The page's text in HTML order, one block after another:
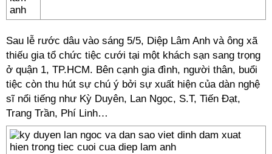
Sau lễ rước dâu vào sáng 5/5, Diệp Lâm Anh và ông xã
thiếu gia tổ chức tiệc cưới tại một khách sạn sang trọng
ở quận 1, TP.HCM. Bên cạnh gia đình, người thân, buổi
tiệc còn thu hút sự chú ý bởi sự xuất hiện của dàn nghệ
sĩ nổi tiếng như Kỳ Duyên, Lan Ngọc, S.T, Tiến Đạt,
Trang Trần, Phí Linh…